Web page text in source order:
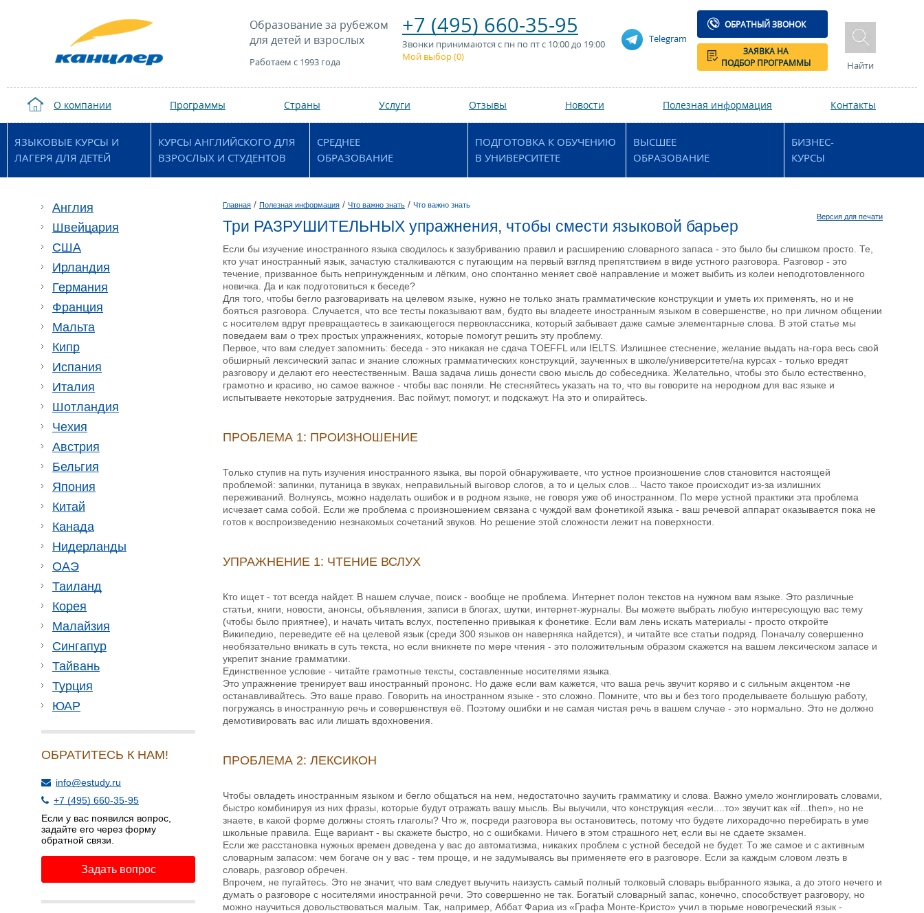
Образование за рубежом
для детей и взрослых
Работаем с 1993 года
+7 (495) 660-35-95
Звонки принимаются с пн по пт с 10:00 до 19:00
Мой выбор (0)
Telegram
ОБРАТНЫЙ ЗВОНОК
ЗАЯВКА НА
ПОДБОР ПРОГРАММЫ
Найти
О компании Программы Страны Услуги Отзывы Новости Полезная информация Контакты
ЯЗЫКОВЫЕ КУРСЫ И
ЛАГЕРЯ ДЛЯ ДЕТЕЙ
КУРСЫ АНГЛИЙСКОГО ДЛЯ
ВЗРОСЛЫХ И СТУДЕНТОВ
СРЕДНЕЕ
ОБРАЗОВАНИЕ
ПОДГОТОВКА К ОБУЧЕНИЮ
В УНИВЕРСИТЕТЕ
ВЫСШЕЕ
ОБРАЗОВАНИЕ
БИЗНЕС-
КУРСЫ
Англия
Швейцария
США
Ирландия
Германия
Франция
Мальта
Кипр
Испания
Италия
Шотландия
Чехия
Австрия
Бельгия
Япония
Китай
Канада
Нидерланды
ОАЭ
Таиланд
Корея
Малайзия
Сингапур
Тайвань
Турция
ЮАР
ОБРАТИТЕСЬ К НАМ!
info@estudy.ru
+7 (495) 660-35-95
Если у вас появился вопрос,
задайте его через форму
обратной связи.
Задать вопрос
Главная / Полезная информация / Что важно знать / Что важно знать
Версия для печати
Три РАЗРУШИТЕЛЬНЫХ упражнения, чтобы смести языковой барьер
Если бы изучение иностранного языка сводилось к зазубриванию правил и расширению словарного запаса - это было бы слишком просто. Те,
кто учат иностранный язык, зачастую сталкиваются с пугающим на первый взгляд препятствием в виде устного разговора. Разговор - это
течение, призванное быть непринужденным и лёгким, оно спонтанно меняет своё направление и может выбить из колеи неподготовленного
новичка. Да и как подготовиться к беседе?
Для того, чтобы бегло разговаривать на целевом языке, нужно не только знать грамматические конструкции и уметь их применять, но и не
бояться разговора. Случается, что все тесты показывают вам, будто вы владеете иностранным языком в совершенстве, но при личном общении
с носителем вдруг превращаетесь в заикающегося первоклассника, который забывает даже самые элементарные слова. В этой статье мы
поведаем вам о трех простых упражнениях, которые помогут решить эту проблему.
Первое, что вам следует запомнить: беседа - это никакая не сдача TOEFFL или IELTS. Излишнее стеснение, желание выдать на-гора весь свой
обширный лексический запас и знание сложных грамматических конструкций, заученных в школе/университете/на курсах - только вредят
разговору и делают его неестественным. Ваша задача лишь донести свою мысль до собеседника. Желательно, чтобы это было естественно,
грамотно и красиво, но самое важное - чтобы вас поняли. Не стесняйтесь указать на то, что вы говорите на неродном для вас языке и
испытываете некоторые затруднения. Вас поймут, помогут, и подскажут. На это и опирайтесь.
ПРОБЛЕМА 1: ПРОИЗНОШЕНИЕ
Только ступив на путь изучения иностранного языка, вы порой обнаруживаете, что устное произношение слов становится настоящей
проблемой: запинки, путаница в звуках, неправильный выговор слогов, а то и целых слов... Часто такое происходит из-за излишних
переживаний. Волнуясь, можно наделать ошибок и в родном языке, не говоря уже об иностранном. По мере устной практики эта проблема
исчезает сама собой. Если же проблема с произношением связана с чуждой вам фонетикой языка - ваш речевой аппарат оказывается пока не
готов к воспроизведению незнакомых сочетаний звуков. Но решение этой сложности лежит на поверхности.
УПРАЖНЕНИЕ 1: ЧТЕНИЕ ВСЛУХ
Кто ищет - тот всегда найдет. В нашем случае, поиск - вообще не проблема. Интернет полон текстов на нужном вам языке. Это различные
статьи, книги, новости, анонсы, объявления, записи в блогах, шутки, интернет-журналы. Вы можете выбрать любую интересующую вас тему
(чтобы было приятнее), и начать читать вслух, постепенно привыкая к фонетике. Если вам лень искать материалы - просто откройте
Википедию, переведите её на целевой язык (среди 300 языков он наверняка найдется), и читайте все статьи подряд. Поначалу совершенно
необязательно вникать в суть текста, но если вникнете по мере чтения - это положительным образом скажется на вашем лексическом запасе и
укрепит знание грамматики.
Единственное условие - читайте грамотные тексты, составленные носителями языка.
Это упражнение тренирует ваш иностранный прононс. Но даже если вам кажется, что ваша речь звучит коряво и с сильным акцентом -не
останавливайтесь. Это ваше право. Говорить на иностранном языке - это сложно. Помните, что вы и без того проделываете большую работу,
погружаясь в иностранную речь и совершенствуя её. Поэтому ошибки и не самая чистая речь в вашем случае - это нормально. Это не должно
демотивировать вас или лишать вдохновения.
ПРОБЛЕМА 2: ЛЕКСИКОН
Чтобы овладеть иностранным языком и бегло общаться на нем, недостаточно заучить грамматику и слова. Важно умело жонглировать словами,
быстро комбинируя из них фразы, которые будут отражать вашу мысль. Вы выучили, что конструкция «если....то» звучит как «if...then», но не
знаете, в какой форме должны стоять глаголы? Что ж, посреди разговора вы остановитесь, потому что будете лихорадочно перебирать в уме
школьные правила. Еще вариант - вы скажете быстро, но с ошибками. Ничего в этом страшного нет, если вы не сдаете экзамен.
Если же расстановка нужных времен доведена у вас до автоматизма, никаких проблем с устной беседой не будет. То же самое и с активным
словарным запасом: чем богаче он у вас - тем проще, и не задумываясь вы применяете его в разговоре. Если за каждым словом лезть в
словарь, разговор обречен.
Впрочем, не пугайтесь. Это не значит, что вам следует выучить наизусть самый полный толковый словарь выбранного языка, а до этого нечего и
думать о разговоре с носителями иностранной речи. Это совершенно не так. Богатый словарный запас, конечно, способствует разговору, но
можно научиться довольствоваться малым. Так, например, Аббат Фариа из «Графа Монте-Кристо» учил в тюрьме новогреческий язык -